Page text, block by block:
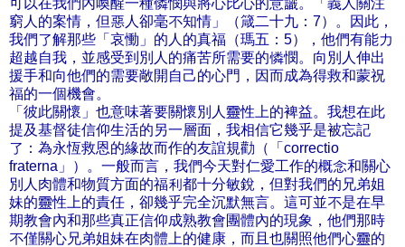
窮人的案情，但惡人卻毫不知情」（箴二十九：7）。因此，
我們了解那些「哀慟」的人的真福（瑪五：5），他們有能力
超越自我，並感受到別人的痛苦所需要的憐憫。向別人伸出
援手和向他們的需要敞開自己的心門，因而成為得救和蒙祝
福的一個機會。
「彼此關懷」也意味著要關懷別人靈性上的裨益。我想在此
提及基督徒信仰生活的另一層面，我相信它幾乎是被忘記
了：為永恆救恩的緣故而作的友誼規勸（「correctio
fraterna」）。一般而言，我們今天對仁愛工作的概念和關心
別人肉體和物質方面的福利都十分敏銳，但對我們的兄弟姐
妹的靈性上的責任，卻幾乎完全沉默無言。這可並不是在早
期教會內和那些真正信仰成熟教會團體內的現象，他們那時
不僅關心兄弟姐妹在肉體上的健康，而且也關照他們心靈的